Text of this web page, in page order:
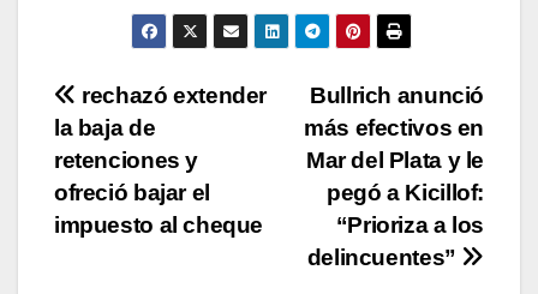
Navegación
de
entradas
Bullrich anunció
más efectivos en
Mar del Plata y le
pegó a Kicillof:
“Prioriza a los
delincuentes”
rechazó extender
la baja de
retenciones y
ofreció bajar el
impuesto al cheque